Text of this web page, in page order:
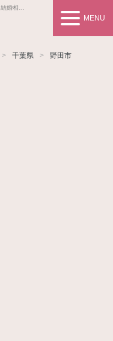
結婚相談所事業者情報や婚活お見合いの悩み、対策を紹介します。
MENU
千葉県 野田市